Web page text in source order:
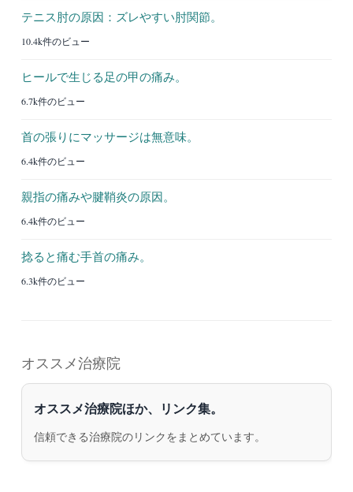
テニス肘の原因：ズレやすい肘関節。
10.4k件のビュー
ヒールで生じる足の甲の痛み。
6.7k件のビュー
首の張りにマッサージは無意味。
6.4k件のビュー
親指の痛みや腱鞘炎の原因。
6.4k件のビュー
捻ると痛む手首の痛み。
6.3k件のビュー
オススメ治療院
オススメ治療院ほか、リンク集。
信頼できる治療院のリンクをまとめています。